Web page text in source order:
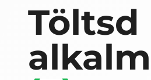
Töltsd